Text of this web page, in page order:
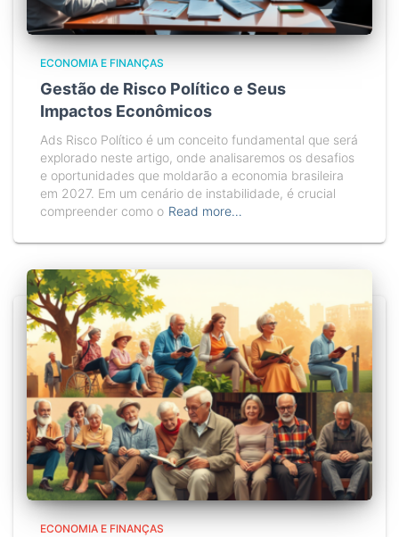
ECONOMIA E FINANÇAS
Gestão de Risco Político e Seus
Impactos Econômicos
Ads Risco Político é um conceito fundamental que será
explorado neste artigo, onde analisaremos os desafios
e oportunidades que moldarão a economia brasileira
em 2027. Em um cenário de instabilidade, é crucial
compreender como o Read more…
ECONOMIA E FINANÇAS